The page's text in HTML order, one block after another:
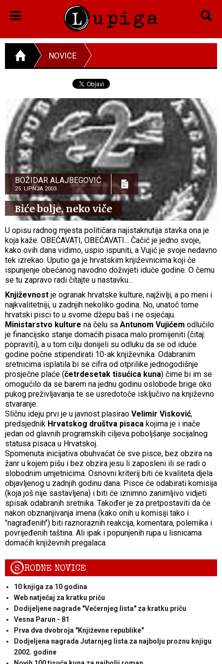
NOVICE
BOŽIDAR ALAJBEGOVIĆ
25. LIPNJA 2003.
Biće bolje, neko viče
U opisu radnog mjesta političara najistaknutija stavka ona je
koja kaže: OBEĆAVATI, OBEĆAVATI... Čačić je jedno svoje,
kako ovih dana vidimo, uspio ispuniti, a Vujić je svoje nedavno
tek izrekao. Uputio ga je hrvatskim književnicima koji će
ispunjenje obećanog navodno doživjeti iduće godine. O čemu
se tu zapravo radi čitajte u nastavku...
Književnost je ogranak hrvatske kulture, najživlji, a po meni i
najkvalitetniji, u zadnjih nekoliko godina. No, unatoč tome
hrvatski pisci to u svome džepu baš i ne osjećaju.
Ministarstvo kulture na čelu sa Antunom Vujićem odlučilo
je financijsko stanje domaćih pisaca malo promijeniti (čitaj:
popraviti), a u tom cilju donijeli su odluku da se od iduće
godine počne stipendirati 10-ak književnika. Odabranim
sretnicima isplatila bi se cifra od otprilike jednogodišnje
prosječne plaće (četrdesetak tisućica kuna) čime bi im se
omogućilo da se barem na jednu godinu oslobode brige oko
pukog preživljavanja te se usredotoče isključivo na književno
stvaranje.
Sličnu ideju prvi je u javnost plasirao Velimir Visković,
predsjednik Hrvatskog društva pisaca kojima je i inače
jedan od glavnih programskih ciljeva poboljšanje socijalnog
statusa pisaca u Hrvatskoj.
Spomenuta inicijativa obuhvaćat će sve pisce, bez obzira na
žanr u kojem pišu i bez obzira jesu li zaposleni ili se radi o
slobodnim umjetnicima. Osnovni kriterij biti će kvaliteta djela
objavljenog u zadnjih godinu dana. Pisce će odabirati komisija
(koja još nije sastavljena) i biti će iznimno zanimljivo vidjeti
spisak odabranih sretnika. Također je za pretpostaviti da će
nakon obznanjivanja imena (kako onih u komisiji tako i
"nagrađenih") biti raznoraznih reakcija, komentara, polemika i
povrijeđenih taština. Ali ipak i popunjenih rupa u lisnicama
domaćih književnih pregalaca.
SRODNE NOVICE
10 knjiga za 10 godina
Web natječaj za kratku priču
Dodijeljene nagrade "Večernjeg lista" za kratku priču
Vesna Parun - 81
Prva dva dvobroja "Književne republike"
Dodjeljena nagrada Jutarnjeg lista za najbolju proznu knjigu
2002. godine